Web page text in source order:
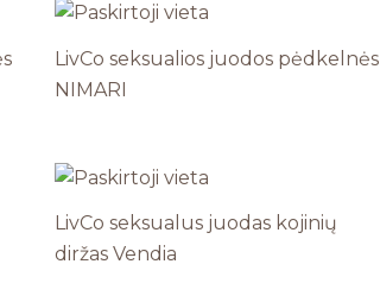
LivCo seksualios juodos pėdkelnės
NIMARI
LivCo seksualus juodas kojinių
diržas Vendia